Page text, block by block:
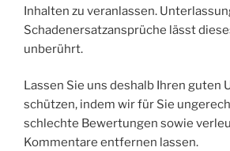
Inhalten zu veranlassen.
Schadenersatzansprüche lässt
unberührt.
Lassen Sie uns deshalb Ihren guten
schützen, indem wir für Sie
schlechte Bewertungen sowie
Kommentare entfernen lassen.